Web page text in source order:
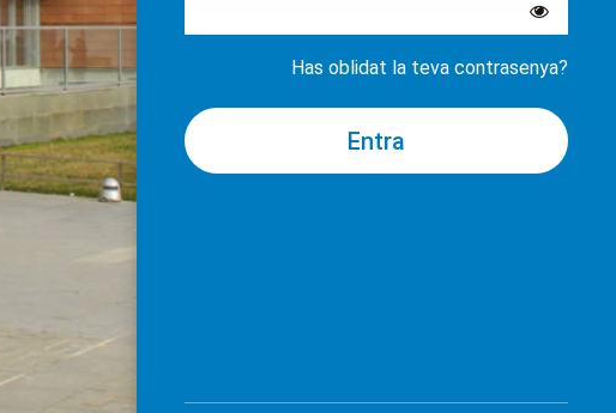
Has oblidat la teva contrasenya?